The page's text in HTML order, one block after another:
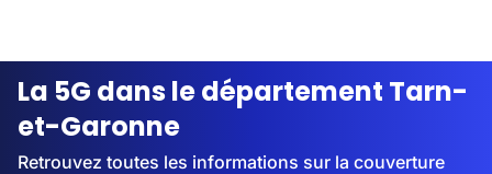
Streaming
La 5G dans le département Tarn-
et-Garonne
Retrouvez toutes les informations sur la couverture